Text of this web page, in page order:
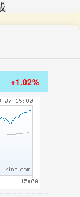
+1.02%